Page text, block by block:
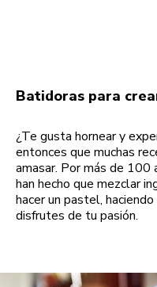
Batidoras para
¿Te gusta hornear y
entonces que muchas
amasar. Por más de 100
han hecho que mezclar
hacer un pastel,
disfrutes de tu pasión.